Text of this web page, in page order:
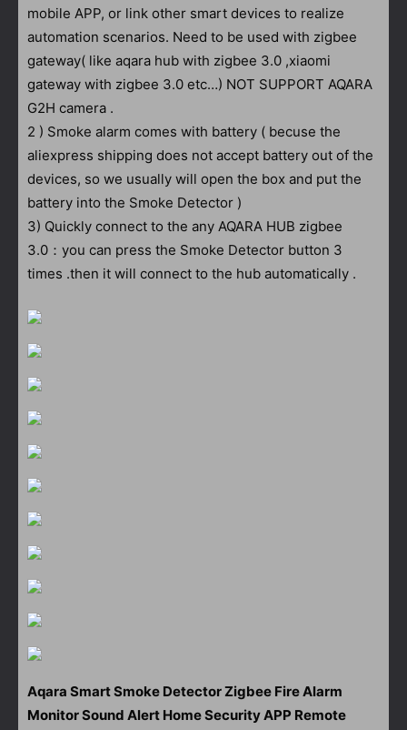
mobile APP, or link other smart devices to realize
automation scenarios. Need to be used with zigbee
gateway( like aqara hub with zigbee 3.0 ,xiaomi
gateway with zigbee 3.0 etc…) NOT SUPPORT AQARA
G2H camera .
2 ) Smoke alarm comes with battery ( becuse the
aliexpress shipping does not accept battery out of the
devices, so we usually will open the box and put the
battery into the Smoke Detector )
3) Quickly connect to the any AQARA HUB zigbee
3.0：you can press the Smoke Detector button 3
times .then it will connect to the hub automatically .
Aqara Smart Smoke Detector Zigbee Fire Alarm
Monitor Sound Alert Home Security APP Remote